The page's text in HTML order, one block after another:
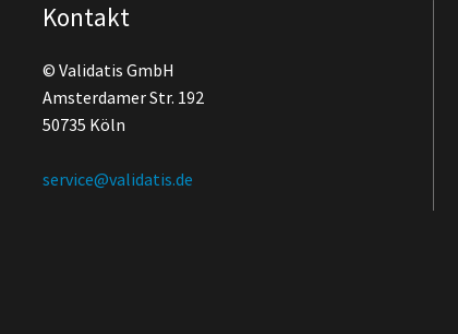
Kontakt
© Validatis GmbH
Amsterdamer Str. 192
50735 Köln
service@validatis.de